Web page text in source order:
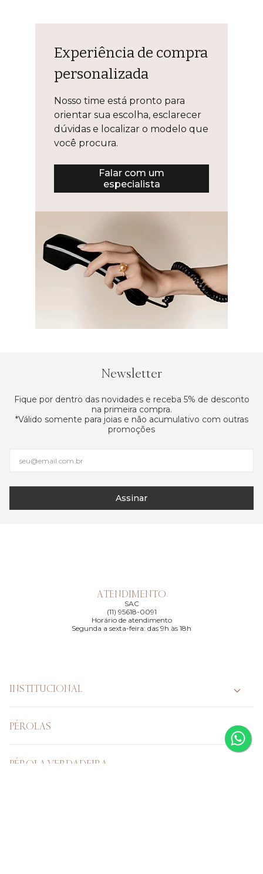
Experiência de compra
personalizada
Nosso time está pronto para
orientar sua escolha, esclarecer
dúvidas e localizar o modelo que
você procura.
Falar com um
especialista
Newsletter
Fique por dentro das novidades e receba 5% de desconto
na primeira compra.
*Válido somente para joias e não acumulativo com outras
promoções
Assinar
ATENDIMENTO
SAC
(11) 95618-0091
Horário de atendimento
Segunda a sexta-feira: das 9h às 18h
INSTITUCIONAL
PÉROLAS
PÉROLA VERDADEIRA